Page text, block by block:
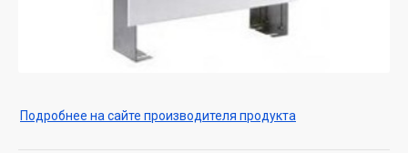
Подробнее на сайте производителя продукта